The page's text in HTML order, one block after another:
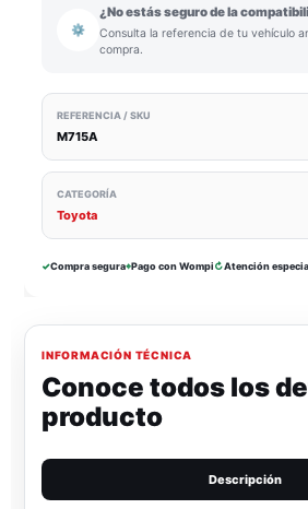
⚙
¿No estás seguro de la
Consulta la referencia de tu vehículo
compra.
REFERENCIA / SKU
M715A
CATEGORÍA
Toyota
✓Compra segura⌖Pago con Wompi↻Atención
INFORMACIÓN TÉCNICA
Conoce todos los
producto
Descripción